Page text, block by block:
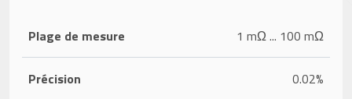
Plage de mesure 1 mΩ ... 100 mΩ
Précision 0.02%